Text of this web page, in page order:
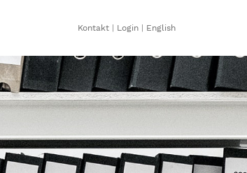
Kontakt Login English